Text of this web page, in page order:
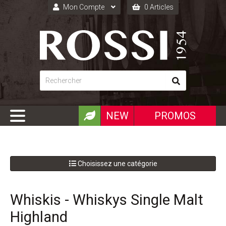
Mon Compte
Connexion
Inscription
0 Articles
PROMOS
NEW
Choisissez une catégorie
Whiskis - Whiskys Single Malt
Highland